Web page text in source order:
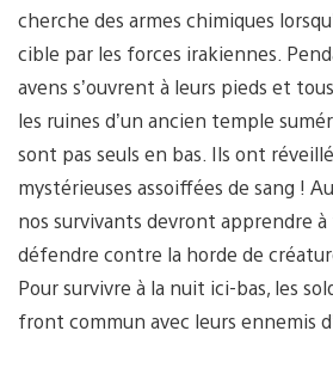
cherche des armes chimiques
cible par les forces irakiennes.
avens s’ouvrent à leurs pieds et
les ruines d’un ancien temple
sont pas seuls en bas. Ils ont
mystérieuses assoiffées de sang !
nos survivants devront apprendre à
défendre contre la horde de
Pour survivre à la nuit ici-bas, les
front commun avec leurs ennemis